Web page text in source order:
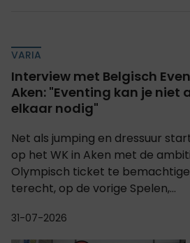
VARIA
Interview met Belgisch
Aken: "Eventing kan je niet
elkaar nodig"
Net als jumping en dressuur
op het WK in Aken met de
Olympisch ticket te
terecht, op de vorige Spelen,...
31-07-2026